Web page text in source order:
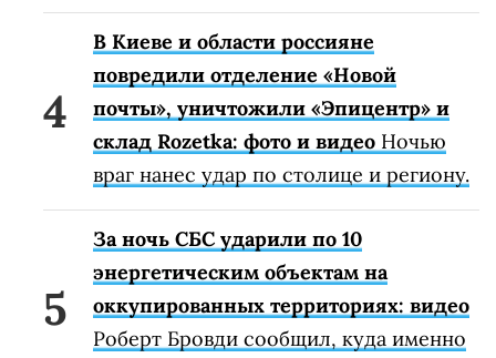
В Киеве и области россияне
повредили отделение «Новой
почты», уничтожили «Эпицентр» и
склад Rozetka: фото и видео Ночью
враг нанес удар по столице и региону.
За ночь СБС ударили по 10
энергетическим объектам на
оккупированных территориях: видео
Роберт Бровди сообщил, куда именно